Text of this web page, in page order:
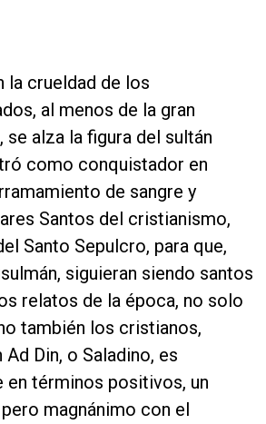
la crueldad de los
al menos de la gran
se alza la figura del sultán
como conquistador en
de sangre y
Santos del cristianismo,
Santo Sepulcro, para que,
siguieran siendo santos
relatos de la época, no solo
también los cristianos,
Ad Din, o Saladino, es
en términos positivos, un
magnánimo con el